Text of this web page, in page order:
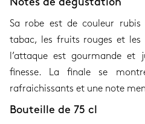
Notes de dégustation
Sa robe est de couleur rubis
tabac, les fruits rouges et les
l’attaque est gourmande et
finesse. La finale se
rafraichissants et une note
Bouteille de 75 cl